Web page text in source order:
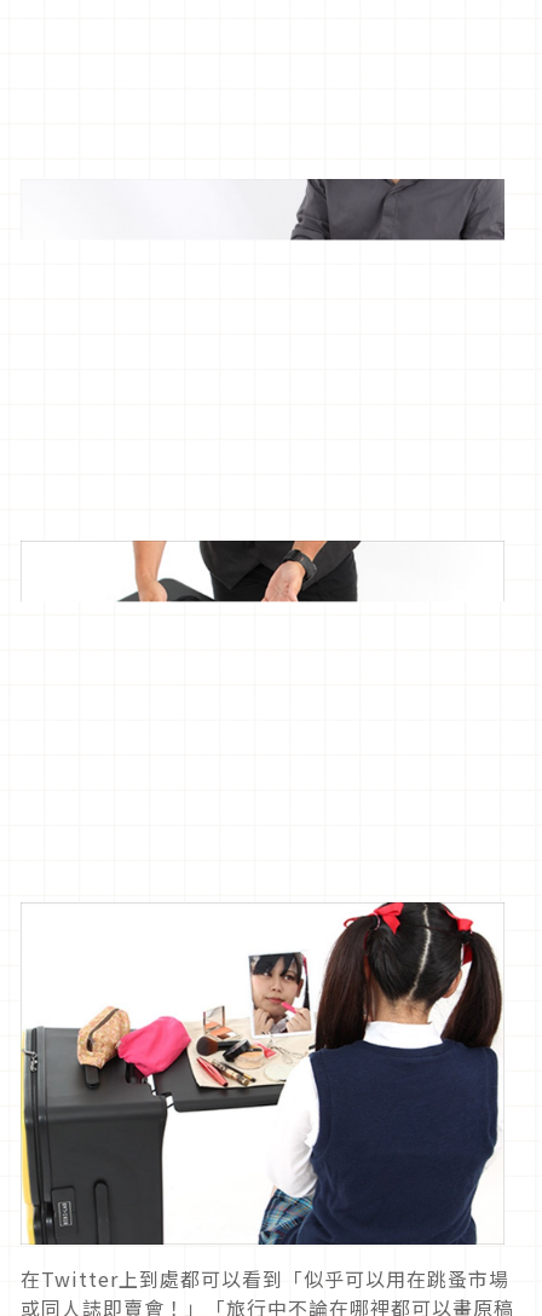
在Twitter上到處都可以看到「似乎可以用在跳蚤市場
或同人誌即賣會！」「旅行中不論在哪裡都可以畫原稿